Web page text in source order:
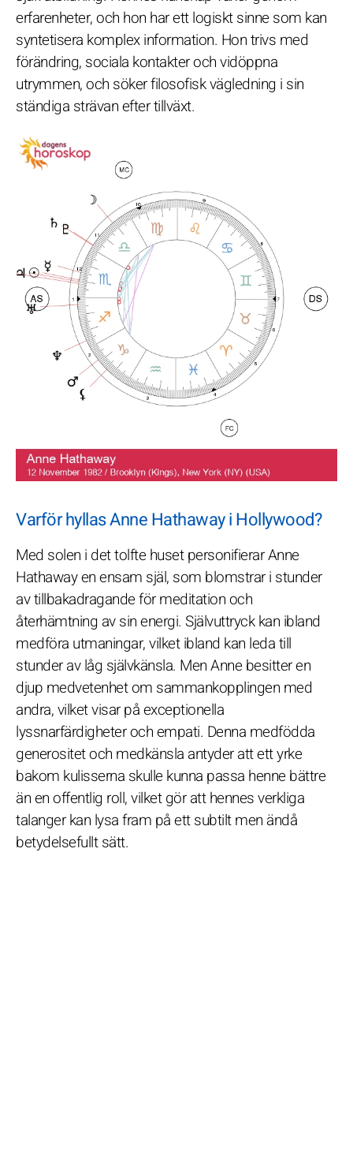
erfarenheter, och hon har ett logiskt sinne som kan
syntetisera komplex information. Hon trivs med
förändring, sociala kontakter och vidöppna
utrymmen, och söker filosofisk vägledning i sin
ständiga strävan efter tillväxt.
Varför hyllas Anne Hathaway i Hollywood?
Med solen i det tolfte huset personifierar Anne
Hathaway en ensam själ, som blomstrar i stunder
av tillbakadragande för meditation och
återhämtning av sin energi. Självuttryck kan ibland
medföra utmaningar, vilket ibland kan leda till
stunder av låg självkänsla. Men Anne besitter en
djup medvetenhet om sammankopplingen med
andra, vilket visar på exceptionella
lyssnarfärdigheter och empati. Denna medfödda
generositet och medkänsla antyder att ett yrke
bakom kulisserna skulle kunna passa henne bättre
än en offentlig roll, vilket gör att hennes verkliga
talanger kan lysa fram på ett subtilt men ändå
betydelsefullt sätt.